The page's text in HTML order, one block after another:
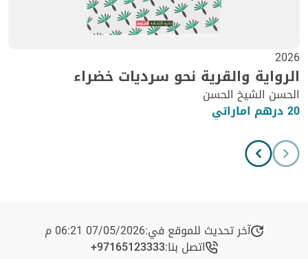
2026
الرواية والقرية نحو سرديات خضراء
الحسن الشيخ الحسن
20 درهم اماراتي
آخر تحديث للموقع في:07/05/2026 06:21 م
اتصل بنا:+97165123333​